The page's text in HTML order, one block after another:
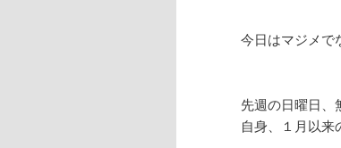
今日はマジメで
先週の日曜日、
自身、１月以来